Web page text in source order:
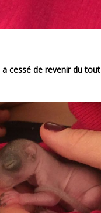
cessé de revenir du tout